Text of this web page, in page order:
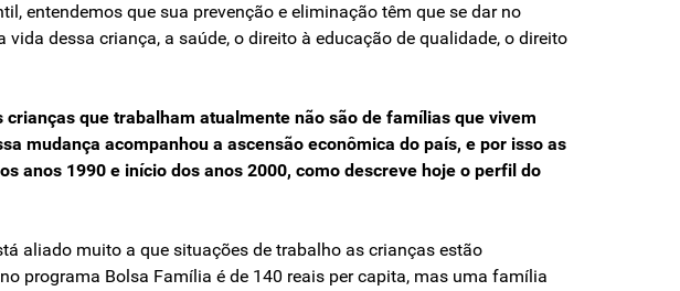
entendemos que sua prevenção e eliminação têm que se dar no
dessa criança, a saúde, o direito à educação de qualidade, o direito
que trabalham atualmente não são de famílias que vivem
mudança acompanhou a ascensão econômica do país, e por isso as
anos 1990 e início dos anos 2000, como descreve hoje o perfil do
aliado muito a que situações de trabalho as crianças estão
programa Bolsa Família é de 140 reais per capita, mas uma família